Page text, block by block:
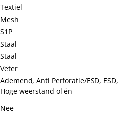
Textiel
Mesh
S1P
Staal
Staal
Veter
Ademend, Anti Perforatie/ESD, ESD,
Hoge weerstand oliën
Nee